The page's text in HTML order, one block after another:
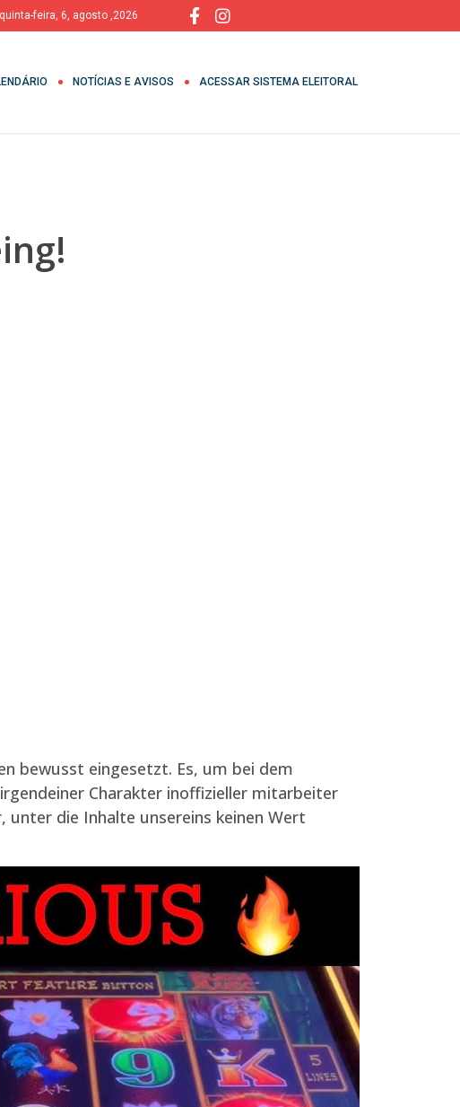
quinta-feira, 6, agosto ,2026
NOTÍCIAS E AVISOS ACESSAR SISTEMA ELEITORAL
bewusst eingesetzt. Es, um bei dem
Charakter inoffizieller mitarbeiter
die Inhalte unsereins keinen Wert